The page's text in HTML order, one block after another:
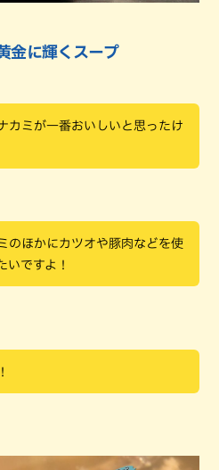
金に輝くスープ
カミが一番おいしいと思ったけ
のほかにカツオや豚肉などを使
いですよ！